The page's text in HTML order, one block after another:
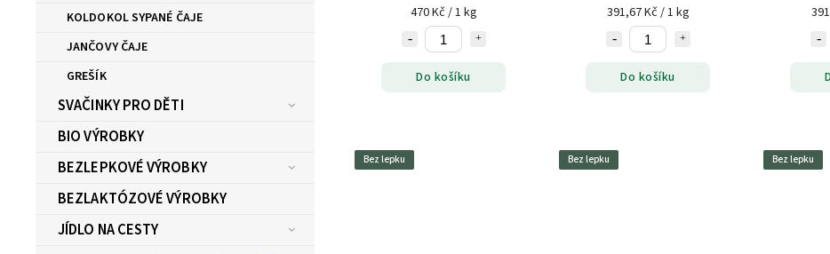
KOLDOKOL SYPANÉ ČAJE
JANČOVY ČAJE
GREŠÍK
SVAČINKY PRO DĚTI
BIO VÝROBKY
BEZLEPKOVÉ VÝROBKY
BEZLAKTÓZOVÉ VÝROBKY
JÍDLO NA CESTY
470 Kč / 1 kg
Do košíku
391,67 Kč / 1 kg
Do košíku
Bez lepku Bez lepku Bez lepku